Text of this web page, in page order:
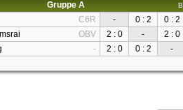
Gruppe A
C6R - 0 : 2
0 : 2
OBV 2 : 0 -
2 : 0
- 2 : 0 0 : 2 -